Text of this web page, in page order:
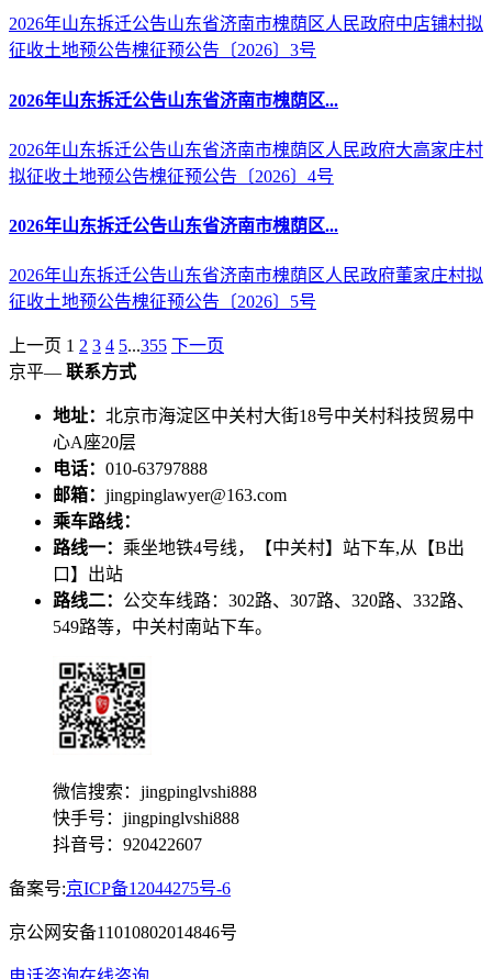
2026年山东拆迁公告山东省济南市槐荫区人民政府中店铺村拟
征收土地预公告槐征预公告〔2026〕3号
2026年山东拆迁公告山东省济南市槐荫区...
2026年山东拆迁公告山东省济南市槐荫区人民政府大高家庄村
拟征收土地预公告槐征预公告〔2026〕4号
2026年山东拆迁公告山东省济南市槐荫区...
2026年山东拆迁公告山东省济南市槐荫区人民政府董家庄村拟
征收土地预公告槐征预公告〔2026〕5号
上一页 1 2 3 4 5...355 下一页
京平— 联系方式
地址： 北京市海淀区中关村大街18号中关村科技贸易中
心A座20层
电话： 010-63797888
邮箱： jingpinglawyer@163.com
乘车路线：
路线一： 乘坐地铁4号线，【中关村】站下车,从【B出
口】出站
路线二： 公交车线路：302路、307路、320路、332路、
549路等，中关村南站下车。
微信搜索：jingpinglvshi888
快手号：jingpinglvshi888
抖音号：920422607
备案号:京ICP备12044275号-6
京公网安备11010802014846号